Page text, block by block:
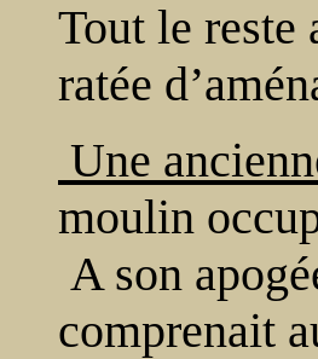
Tout le reste
ratée
Une
moulin
A son
comprenait